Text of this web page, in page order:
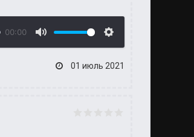
00:00
01 июль 2021